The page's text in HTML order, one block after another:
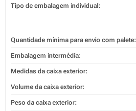
Tipo de embalagem individual:
Quantidade mínima para envio com palete:
Embalagem intermédia:
Medidas da caixa exterior:
Volume da caixa exterior:
Peso da caixa exterior: